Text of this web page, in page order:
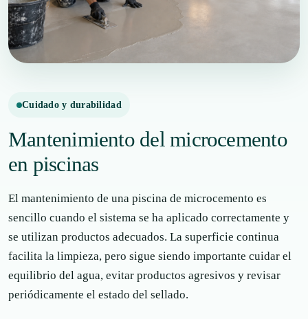
Cuidado y durabilidad
Mantenimiento del microcemento
en piscinas
El mantenimiento de una piscina de microcemento es
sencillo cuando el sistema se ha aplicado correctamente y
se utilizan productos adecuados. La superficie continua
facilita la limpieza, pero sigue siendo importante cuidar el
equilibrio del agua, evitar productos agresivos y revisar
periódicamente el estado del sellado.